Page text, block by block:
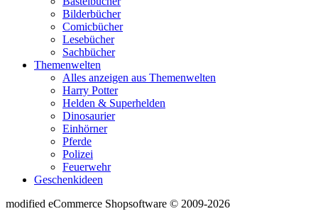
Bilderbücher
Comicbücher
Lesebücher
Sachbücher
Themenwelten
Alles anzeigen aus Themenwelten
Harry Potter
Helden & Superhelden
Dinosaurier
Einhörner
Pferde
Polizei
Feuerwehr
Geschenkideen
modified eCommerce Shopsoftware © 2009-2026